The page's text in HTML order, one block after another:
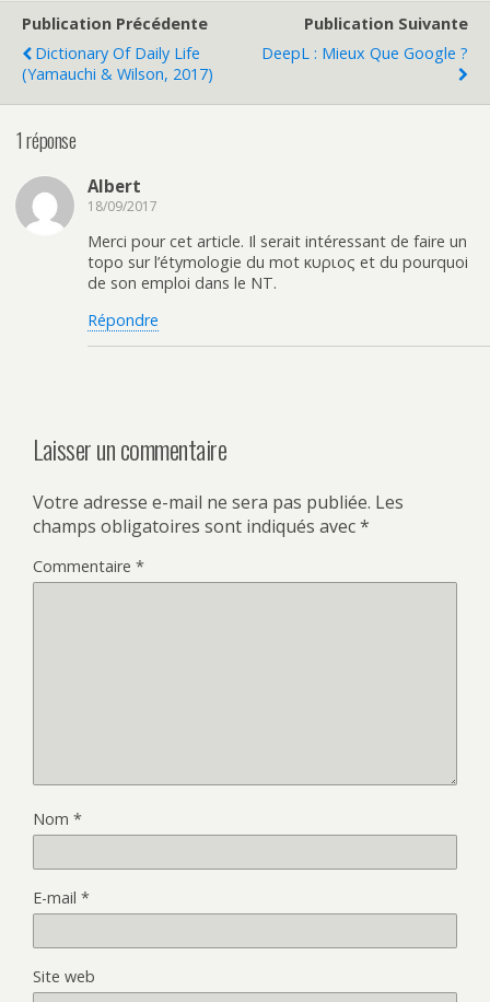
Publication Précédente
Dictionary Of Daily Life
(Yamauchi & Wilson, 2017)
Publication Suivante
DeepL : Mieux Que Google ?
1 réponse
Albert
18/09/2017
Merci pour cet article. Il serait intéressant de faire un
topo sur l’étymologie du mot κυριος et du pourquoi
de son emploi dans le NT.
Répondre
Laisser un commentaire
Votre adresse e-mail ne sera pas publiée. Les
champs obligatoires sont indiqués avec*
Commentaire *
Nom *
E-mail *
Site web